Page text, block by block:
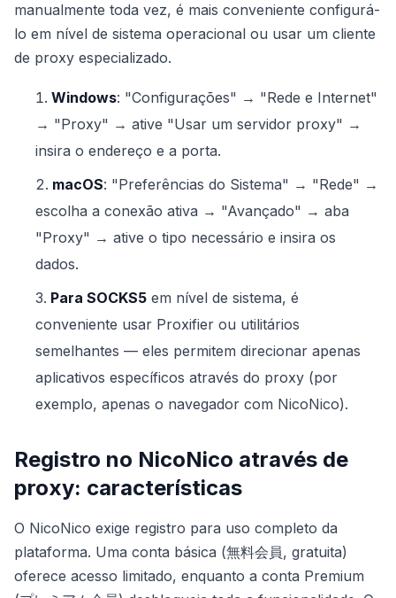
manualmente toda vez, é mais conveniente configurá-
lo em nível de sistema operacional ou usar um cliente
de proxy especializado.
Windows: "Configurações" → "Rede e Internet"
→ "Proxy" → ative "Usar um servidor proxy" →
insira o endereço e a porta.
macOS: "Preferências do Sistema" → "Rede" →
escolha a conexão ativa → "Avançado" → aba
"Proxy" → ative o tipo necessário e insira os
dados.
Para SOCKS5 em nível de sistema, é
conveniente usar Proxifier ou utilitários
semelhantes — eles permitem direcionar apenas
aplicativos específicos através do proxy (por
exemplo, apenas o navegador com NicoNico).
Registro no NicoNico através de
proxy: características
O NicoNico exige registro para uso completo da
plataforma. Uma conta básica (無料会員, gratuita)
oferece acesso limitado, enquanto a conta Premium